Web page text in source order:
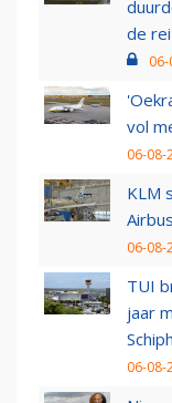
de
vol
06-08-
KLM
06-08-
TUI
jaar
06-08-